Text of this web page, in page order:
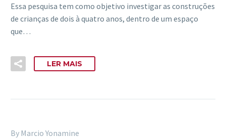
Essa pesquisa tem como objetivo investigar as construções
de crianças de dois à quatro anos, dentro de um espaço
que…
LER MAIS
By Marcio Yonamine